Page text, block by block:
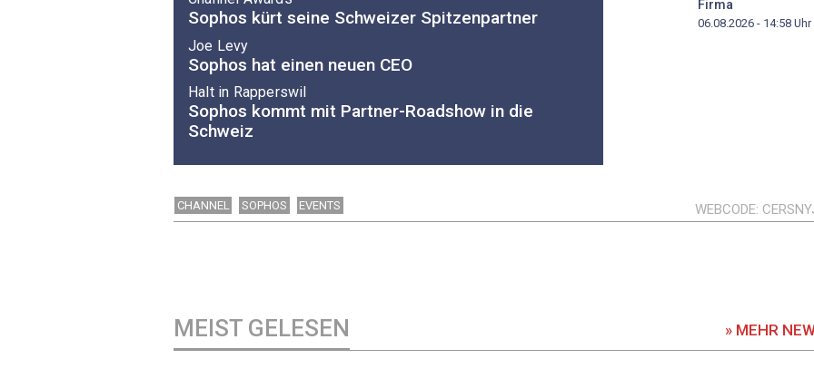
Sophos kürt seine Schweizer Spitzenpartner
Joe Levy
Sophos hat einen neuen CEO
Halt in Rapperswil
Sophos kommt mit Partner-Roadshow in die
Schweiz
Firma
06.08.2026 - 14:58 Uhr
CHANNEL SOPHOS EVENTS WEBCODE
MEIST GELESEN » MEHR